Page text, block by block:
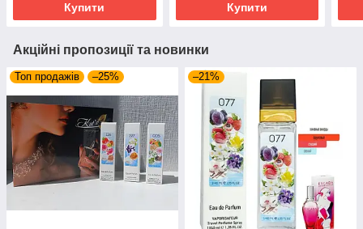
Купити Купити
Акційні пропозиції та новинки
Топ продажів –25% –21%